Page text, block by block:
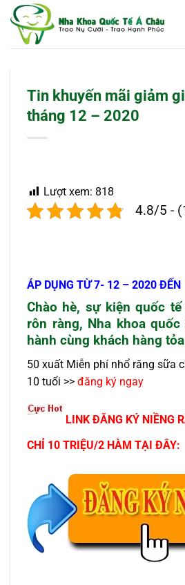
qua
Tin khuyến mãi giảm
tháng 12 – 2020
Lượt xem: 818
4.8/5 -
ÁP DỤNG TỪ 7- 12 – 2020
Chào hè, sự kiện quốc
rôn ràng, Nha khoa
hành cùng khách hàng
50 xuất Miễn phí nhổ răng sữa
10 tuổi >> đăng ký ngay
LINK ĐĂNG KÝ NIỀNG
CHỈ 10 TRIỆU/2 HÀM TẠI ĐÂY: